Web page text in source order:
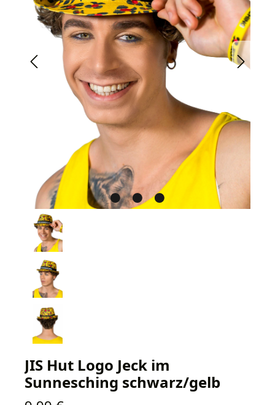
JIS Hut Logo Jeck im
Sunnesching schwarz/gelb